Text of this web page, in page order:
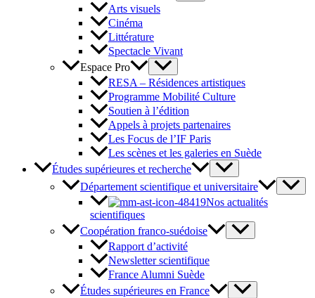
Arts visuels
Cinéma
Littérature
Spectacle Vivant
Espace Pro
RESA – Résidences artistiques
Programme Mobilité Culture
Soutien à l’édition
Appels à projets partenaires
Les Focus de l’IF Paris
Les scènes et les galeries en Suède
Études supérieures et recherche
Département scientifique et universitaire
Nos actualités
scientifiques
Coopération franco-suédoise
Rapport d’activité
Newsletter scientifique
France Alumni Suède
Études supérieures en France